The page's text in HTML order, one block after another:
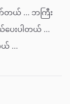
တယ် … ဘကြီး
ပေးပါတယ် …
ယ် …